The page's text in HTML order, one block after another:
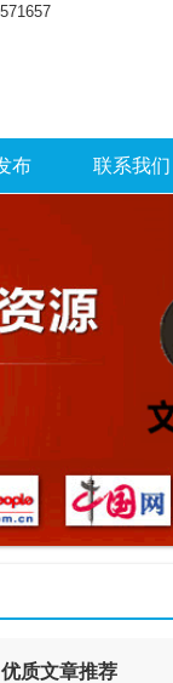
布 联系我们
优质文章推荐